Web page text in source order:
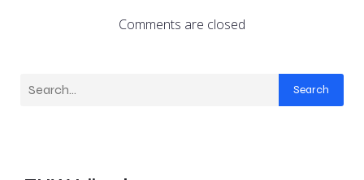
Comments are closed
Search